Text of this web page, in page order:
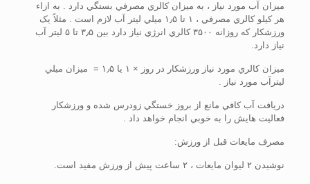
ميزان آب مورد نياز ، به ميزان کالري مصرفي بستگي دارد . به ازاء
هر کيلو کالري مصرفي ، ۱ تا ۱٫۵ ميلي ليتر آب لازم است . مثلاً يک
ورزشکار که روزانه ۳۵۰۰ کالري انرژي نياز دارد بين ۳٫۵ تا ۵ ليتر آب
نياز دارد.
ميزان کالري مورد نياز ورزشکار در روز × ۱ يا ۱٫۵ = ميزان ميلي
ليترآب مورد نياز .
دريافت آب کافي مانع از بروز خستگي زودرس شده و ورزشکار
فعاليت هايش را به خوبي انجام خواهد داد .
مصرف مايعات قبل از ورزش:
نوشيدن ۲ ليوان مايعات ، ۲ ساعت پيش از ورزش مفيد است.